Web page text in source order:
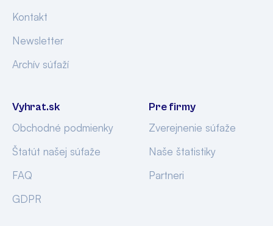
Kontakt
Newsletter
Archív súťaží
Vyhrat.sk
Obchodné podmienky
Štatút našej súťaže
FAQ
GDPR
Pre firmy
Zverejnenie súťaže
Naše štatistiky
Partneri